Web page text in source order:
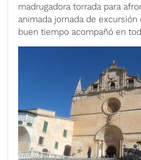
madrugadora torrada para
animada jornada de excursión
buen tiempo acompañó en